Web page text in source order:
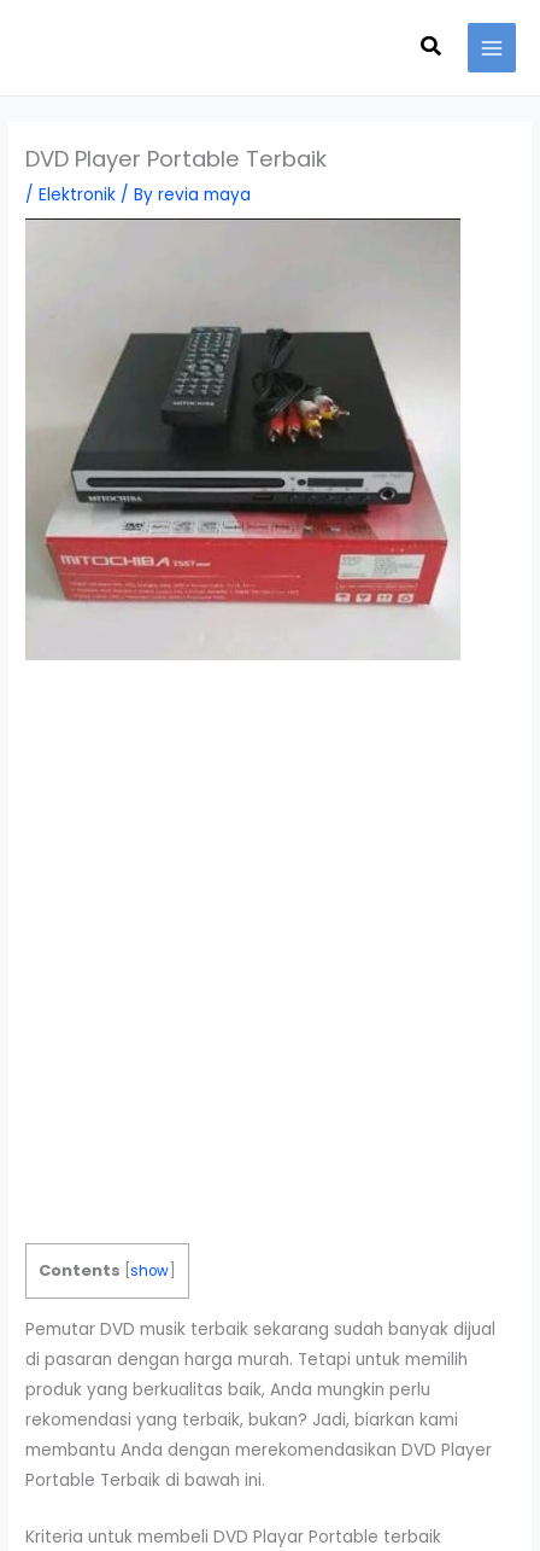
Search
DVD Player Portable Terbaik
/Elektronik / Byrevia maya
Contents [show
Pemutar DVD musik terbaik sekarang sudah banyak dijual
di pasaran dengan harga murah. Tetapi untuk memilih
produk yang berkualitas baik, Anda mungkin perlu
rekomendasi yang terbaik, bukan? Jadi, biarkan kami
membantu Anda dengan merekomendasikan DVD Player
Portable Terbaik di bawah ini.
Kriteria untuk membeli DVD Playar Portable terbaik